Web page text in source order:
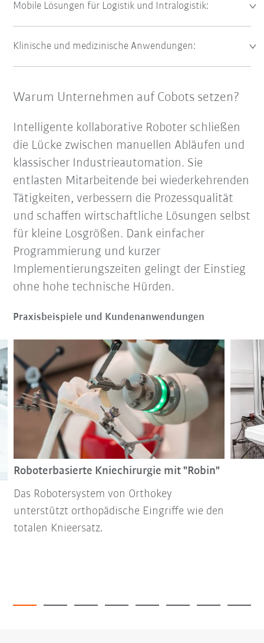
Mobile Lösungen für Logistik und Intralogistik:
Klinische und medizinische Anwendungen:
Warum Unternehmen auf Cobots setzen?
Intelligente kollaborative Roboter schließen
die Lücke zwischen manuellen Abläufen und
klassischer Industrieautomation. Sie
entlasten Mitarbeitende bei wiederkehrenden
Tätigkeiten, verbessern die Prozessqualität
und schaffen wirtschaftliche Lösungen selbst
für kleine Losgrößen. Dank einfacher
Programmierung und kurzer
Implementierungszeiten gelingt der Einstieg
ohne hohe technische Hürden.
Praxisbeispiele und Kundenanwendungen
Roboterbasierte Kniechirurgie mit "Robin"
Das Robotersystem von Orthokey
unterstützt orthopädische Eingriffe wie den
totalen Knieersatz.